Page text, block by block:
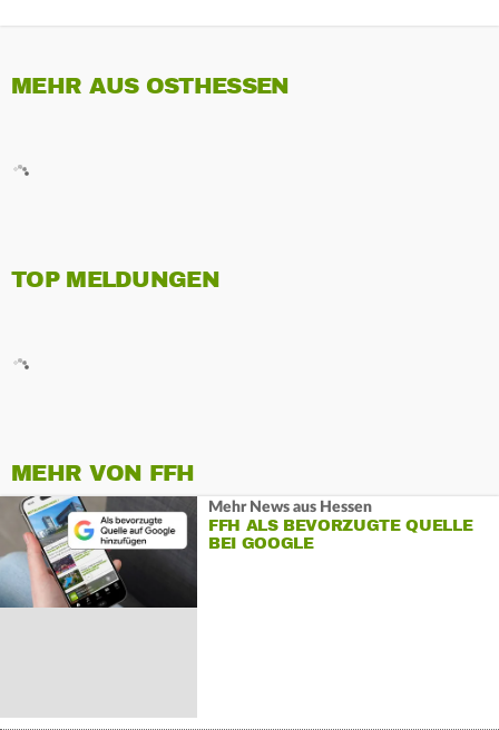
MEHR AUS OSTHESSEN
TOP MELDUNGEN
MEHR VON FFH
Mehr News aus Hessen
FFH ALS BEVORZUGTE QUELLE
BEI GOOGLE